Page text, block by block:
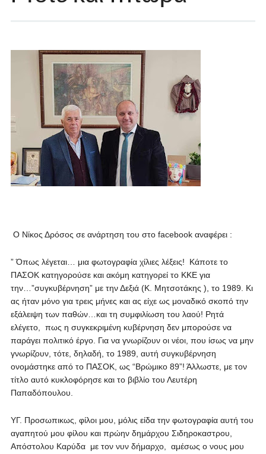
Ο Νίκος Δρόσος σε ανάρτηση του στο facebook αναφέρει :
” Όπως λέγεται… μια φωτογραφία χίλιες λέξεις! Κάποτε το
ΠΑΣΟΚ κατηγορούσε και ακόμη κατηγορεί το ΚΚΕ για
την…”συγκυβέρνηση” με την Δεξιά (Κ. Μητσοτάκης ), το 1989. Κι
ας ήταν μόνο για τρεις μήνες και ας είχε ως μοναδικό σκοπό την
εξάλειψη των παθών…και τη συμφιλίωση του λαού! Ρητά
ελέγετο, πως η συγκεκριμένη κυβέρνηση δεν μπορούσε να
παράγει πολιτικό έργο. Για να γνωρίζουν οι νέοι, που ίσως να μην
γνωρίζουν, τότε, δηλαδή, το 1989, αυτή συγκυβέρνηση
ονομάστηκε από το ΠΑΣΟΚ, ως “Βρώμικο 89”! Άλλωστε, με τον
τίτλο αυτό κυκλοφόρησε και το βιβλίο του Λευτέρη
Παπαδόπουλου.
ΥΓ. Προσωπικως, φίλοι μου, μόλις είδα την φωτογραφία αυτή του
αγαπητού μου φίλου και πρώην δημάρχου Σιδηροκαστρου,
Απόστολου Καρύδα με τον νυν δήμαρχο, αμέσως ο νους μου